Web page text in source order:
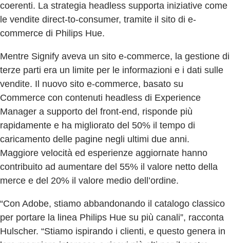
coerenti. La strategia headless supporta iniziative come
le vendite direct-to-consumer, tramite il sito di e-
commerce di Philips Hue.
Mentre Signify aveva un sito e-commerce, la gestione di
terze parti era un limite per le informazioni e i dati sulle
vendite. Il nuovo sito e-commerce, basato su
Commerce con contenuti headless di Experience
Manager a supporto del front-end, risponde più
rapidamente e ha migliorato del 50% il tempo di
caricamento delle pagine negli ultimi due anni.
Maggiore velocità ed esperienze aggiornate hanno
contribuito ad aumentare del 55% il valore netto della
merce e del 20% il valore medio dell’ordine.
“Con Adobe, stiamo abbandonando il catalogo classico
per portare la linea Philips Hue su più canali”, racconta
Hulscher. “Stiamo ispirando i clienti, e questo genera in